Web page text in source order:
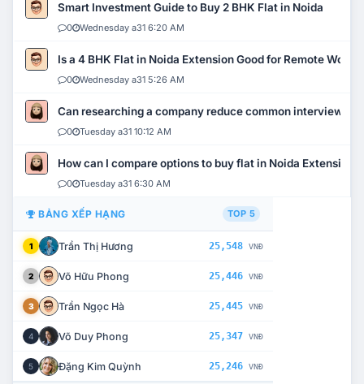
Smart Investment Guide to Buy 2 BHK Flat in Noida
0 Wednesday a31 6:20 AM
Is a 4 BHK Flat in Noida Extension Good for Remote Work?
0 Wednesday a31 5:26 AM
Can researching a company reduce common interview
0 Tuesday a31 10:12 AM
How can I compare options to buy flat in Noida Extension?
0 Tuesday a31 6:30 AM
BẢNG XẾP HẠNG TOP 5
1 Trần Thị Hương 25,548 VNĐ
2 Võ Hữu Phong 25,446 VNĐ
3 Trần Ngọc Hà 25,445 VNĐ
4 Võ Duy Phong 25,347 VNĐ
5 Đặng Kim Quỳnh 25,246 VNĐ